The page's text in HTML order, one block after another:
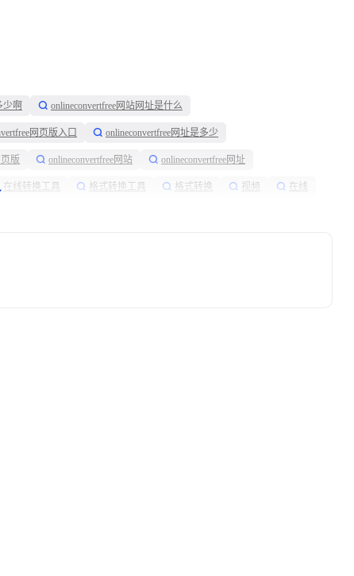
少啊 onlineconvertfree网站网址是什么
网页版入口 onlineconvertfree网址是多少
版 onlineconvertfree网站 onlineconvertfree网址
在线转换工具 格式转换工具 格式转换 视频 在线